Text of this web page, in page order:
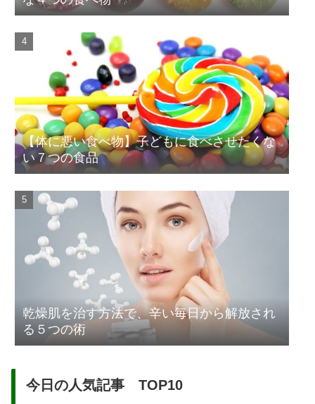
【体に悪い食べ物】子どもに食べさせたくな
い７つの食品
乾燥肌を治す方法で、辛い毎日から解放され
る５つの術
今日の人気記事 TOP10